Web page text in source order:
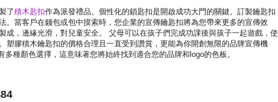
了積木匙扣作為派發禮品。個性化的鎖匙扣是開啟成功大門的關鍵。訂製鑰匙扣
。當客戶在錢包或包中摸索時，您企業的宣傳鑰匙扣將為您帶來更多的宣傳效
成，邊緣光滑，對兒童安全。 父母可以在孩子們完成功課後與孩子一起遊戲，使
塑膠積木鑰匙扣的價格合理且一直受到讚賞，更能為你開創無限的品牌宣傳機
多種顏色選擇，這意味著您將始終找到適合您的品牌和logo的色板。